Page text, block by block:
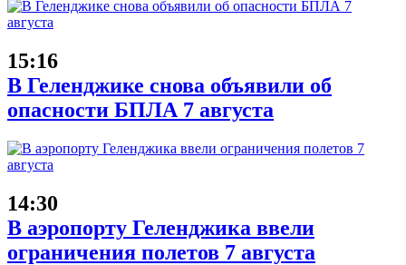
15:16
В Геленджике снова объявили об
опасности БПЛА 7 августа
14:30
В аэропорту Геленджика ввели
ограничения полетов 7 августа